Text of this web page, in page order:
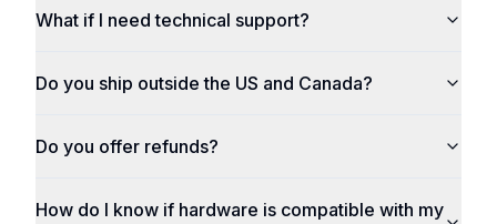
What if I need technical support?
Do you ship outside the US and Canada?
Do you offer refunds?
How do I know if hardware is compatible with my